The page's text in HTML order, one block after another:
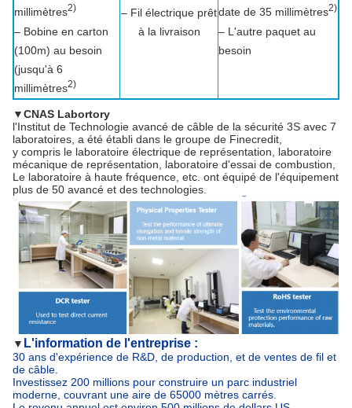
millimètres2)
– Bobine en carton
(100m) au besoin
(jusqu'à 6
millimètres2)
– Fil électrique prêt
à la livraison
date de 35 millimètres2)
– L'autre paquet au
besoin
▼CNAS Labortory
l'Institut de Technologie avancé de câble de la sécurité 3S avec 7
laboratoires, a été établi dans le groupe de Finecredit,
y compris le laboratoire électrique de représentation, laboratoire
mécanique de représentation, laboratoire d'essai de combustion,
Le laboratoire à haute fréquence, etc. ont équipé de l'équipement
plus de 50 avancé et des technologies.
▼ L'information de l'entreprise :
30 ans d'expérience de R&D, de production, et de ventes de fil et
de câble.
Investissez 200 millions pour construire un parc industriel
moderne, couvrant une aire de 65000 mètres carrés.